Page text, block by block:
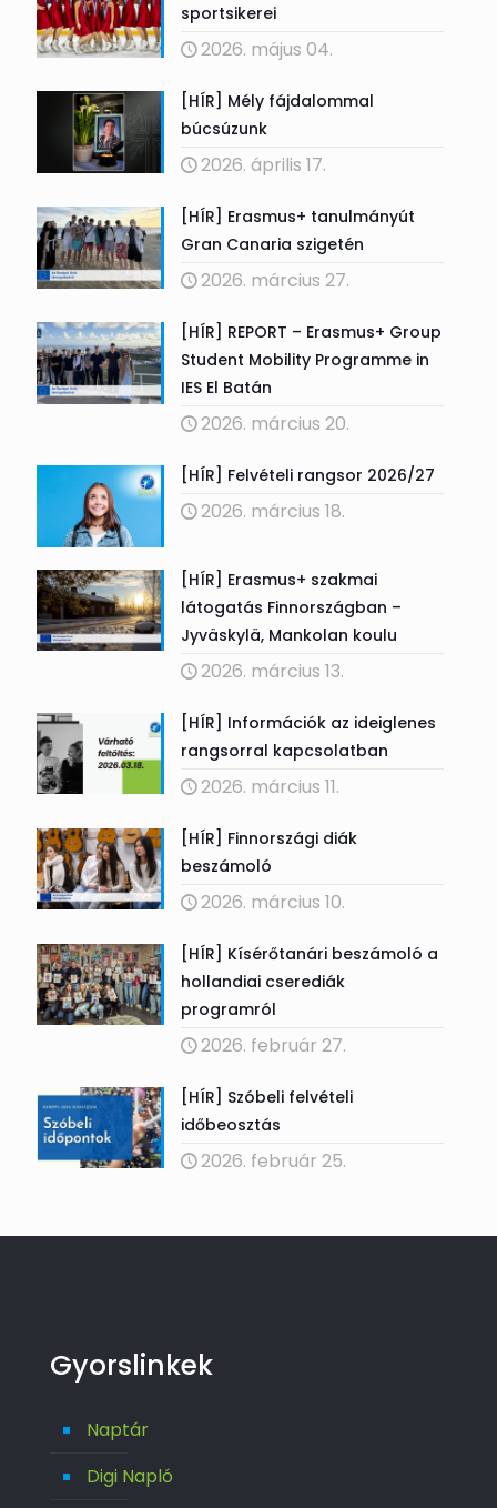
sportsikerei
2026. május 04.
[HÍR] Mély fájdalommal
búcsúzunk
2026. április 17.
[HÍR] Erasmus+ tanulmányút
Gran Canaria szigetén
2026. március 27.
[HÍR] REPORT – Erasmus+ Group
Student Mobility Programme in
IES El Batán
2026. március 20.
[HÍR] Felvételi rangsor 2026/27
2026. március 18.
[HÍR] Erasmus+ szakmai
látogatás Finnországban –
Jyväskylä, Mankolan koulu
2026. március 13.
[HÍR] Információk az ideiglenes
rangsorral kapcsolatban
2026. március 11.
[HÍR] Finnországi diák
beszámoló
2026. március 10.
[HÍR] Kísérőtanári beszámoló a
hollandiai cserediák
programról
2026. február 27.
[HÍR] Szóbeli felvételi
időbeosztás
2026. február 25.
Gyorslinkek
Naptár
Digi Napló